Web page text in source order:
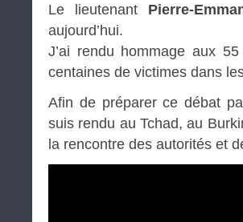
Le lieutenant Pierre-
aujourd’hui.
J’ai rendu hommage aux
centaines de victimes dans
Afin de préparer ce débat
suis rendu au Tchad, au
la rencontre des autorités et